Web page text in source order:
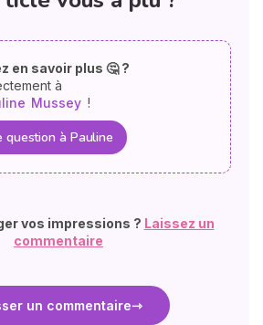
en savoir plus 🤔 ?
à
Mussey !
question à Pauline
vos impressions ? Laissez un
commentaire
un commentaire